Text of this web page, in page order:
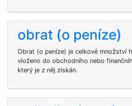
obrat (o peníze)
Obrat (o peníze) je celkové množství
vloženo do obchodního nebo
který je z něj získán.